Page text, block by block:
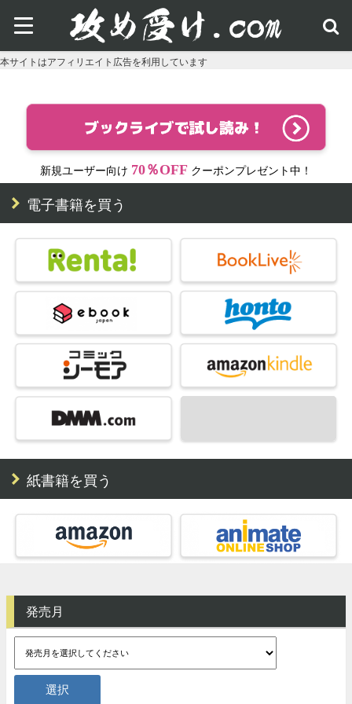
本サイトはアフィリエイト広告を利用しています
新規ユーザー向け 70％OFF クーポンプレゼント中！
電子書籍を買う
紙書籍を買う
発売月